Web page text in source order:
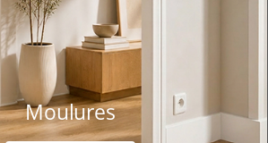
Moulures